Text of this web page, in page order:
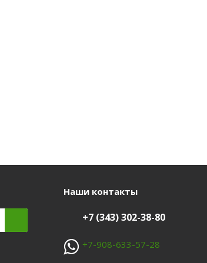
Наши контакты
+7 (343) 302-38-80
+7-908-633-57-28